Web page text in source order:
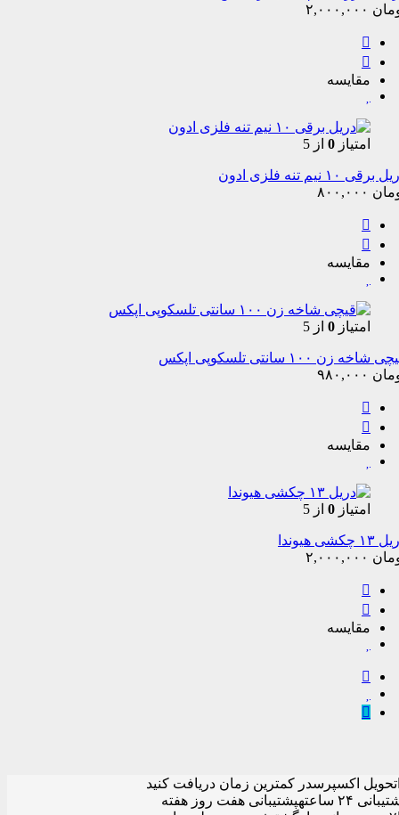
مقایسه
امتیاز 0 از 5
برقی ۱۰ نیم تنه فلزی ادون
مقایسه
امتیاز 0 از 5
شاخه زن ۱۰۰ سانتی تلسکوپی اپکس
مقایسه
امتیاز 0 از 5
چکشی هیوندا
مقایسه
تحویل اکسپرسدر کمترین زمان دریافت کنید
۲۴ ساعته
پشتیبانی هفت روز هفته